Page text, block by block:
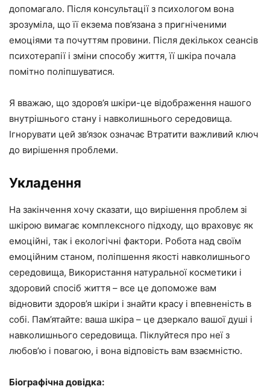
допомагало. Після консультації з психологом вона
зрозуміла, що її екзема пов’язана з пригніченими
емоціями та почуттям провини. Після декількох сеансів
психотерапії і зміни способу життя, її шкіра почала
помітно поліпшуватися.
Я вважаю, що здоров’я шкіри-це відображення нашого
внутрішнього стану і навколишнього середовища.
Ігнорувати цей зв’язок означає Втратити важливий ключ
до вирішення проблеми.
Укладення
На закінчення хочу сказати, що вирішення проблем зі
шкірою вимагає комплексного підходу, що враховує як
емоційні, так і екологічні фактори. Робота над своїм
емоційним станом, поліпшення якості навколишнього
середовища, Використання натуральної косметики і
здоровий спосіб життя – все це допоможе вам
відновити здоров’я шкіри і знайти красу і впевненість в
собі. Пам’ятайте: ваша шкіра – це дзеркало вашої душі і
навколишнього середовища. Піклуйтеся про неї з
любов’ю і повагою, і вона відповість вам взаємністю.
Біографічна довідка: